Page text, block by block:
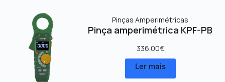
Pinças Amperimétricas
Pinça amperimétrica KPF-PB
336.00€
Ler mais